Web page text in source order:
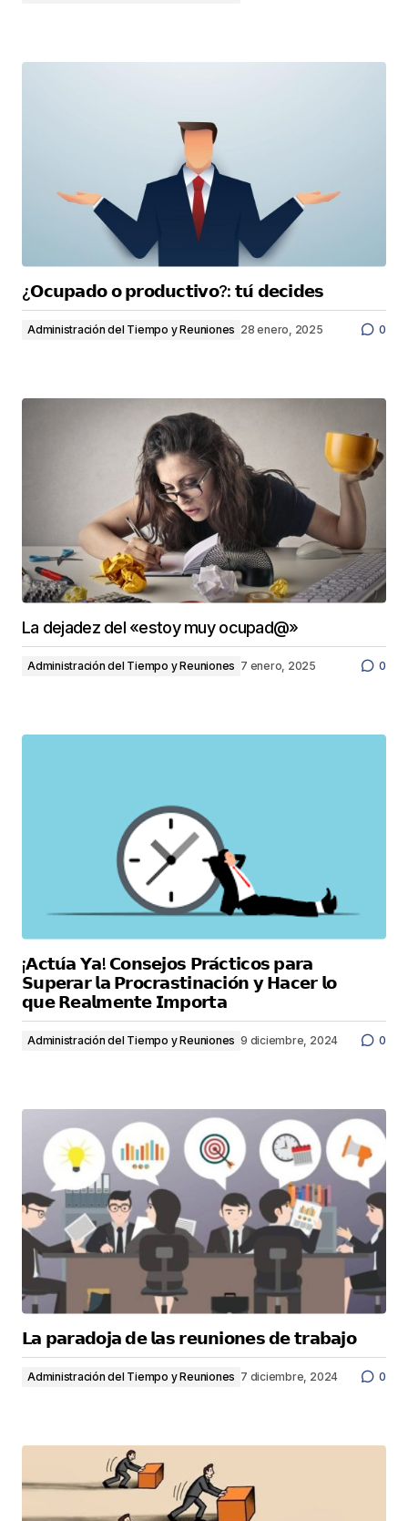
¿𝗢𝗰𝘂𝗽𝗮𝗱𝗼 𝗼 𝗽𝗿𝗼𝗱𝘂𝗰𝘁𝗶𝘃𝗼?: 𝘁𝘂́ 𝗱𝗲𝗰𝗶𝗱𝗲𝘀
Administración del Tiempo y Reuniones 28 enero, 2025 0
La dejadez del «estoy muy ocupad@»
Administración del Tiempo y Reuniones 7 enero, 2025 0
¡𝗔𝗰𝘁𝘂́𝗮 𝗬𝗮! 𝗖𝗼𝗻𝘀𝗲𝗷𝗼𝘀 𝗣𝗿𝗮́𝗰𝘁𝗶𝗰𝗼𝘀 𝗽𝗮𝗿𝗮
𝗦𝘂𝗽𝗲𝗿𝗮𝗿 𝗹𝗮 𝗣𝗿𝗼𝗰𝗿𝗮𝘀𝘁𝗶𝗻𝗮𝗰𝗶𝗼́𝗻 𝘆 𝗛𝗮𝗰𝗲𝗿 𝗹𝗼
𝗾𝘂𝗲 𝗥𝗲𝗮𝗹𝗺𝗲𝗻𝘁𝗲 𝗜𝗺𝗽𝗼𝗿𝘁𝗮
Administración del Tiempo y Reuniones 9 diciembre, 2024 0
𝗟𝗮 𝗽𝗮𝗿𝗮𝗱𝗼𝗷𝗮 𝗱𝗲 𝗹𝗮𝘀 𝗿𝗲𝘂𝗻𝗶𝗼𝗻𝗲𝘀 𝗱𝗲 𝘁𝗿𝗮𝗯𝗮𝗷𝗼
Administración del Tiempo y Reuniones 7 diciembre, 2024 0